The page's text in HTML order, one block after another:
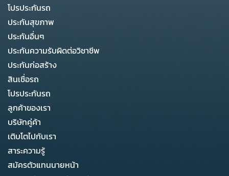
โปรประกันรถ
ประกันสุขภาพ
ประกันอื่นๆ
ประกันความรับผิดต่อวิชาชีพ
ประกันก่อสร้าง
สินเชื่อรถ
โปรประกันรถ
ลูกค้าของเรา
บริษัทคู่ค้า
เติบโตไปกับเรา
สาระความรู้
สมัครตัวแทนนายหน้า